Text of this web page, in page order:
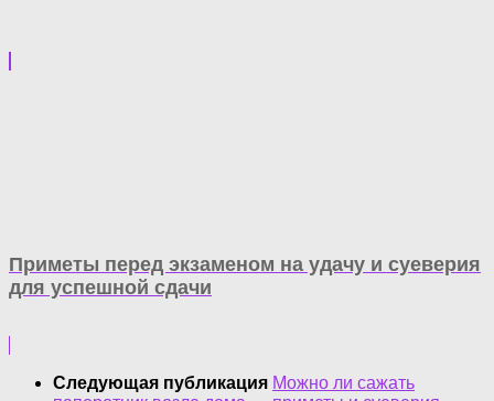
Приметы перед экзаменом на удачу и суеверия
для успешной сдачи
Следующая публикация Можно ли сажать